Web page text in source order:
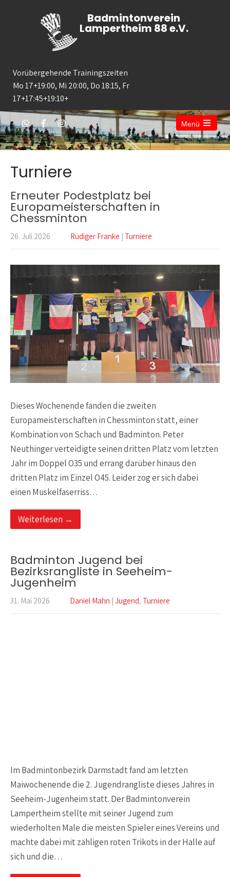
Badmintonverein
Lampertheim 88 e.V.
Vorübergehende Trainingszeiten
Mo 17+19:00, Mi 20:00, Do 18:15, Fr
17+17:45+19:10+
Menü
Turniere
Erneuter Podestplatz bei
Europameisterschaften in
Chessminton
26. Juli 2026 Rüdiger Franke | Turniere
Dieses Wochenende fanden die zweiten
Europameisterschaften in Chessminton statt, einer
Kombination von Schach und Badminton. Peter
Neuthinger verteidigte seinen dritten Platz vom letzten
Jahr im Doppel O35 und errang darüber hinaus den
dritten Platz im Einzel O45. Leider zog er sich dabei
einen Muskelfaserriss…
Weiterlesen →
Badminton Jugend bei
Bezirksrangliste in Seeheim-
Jugenheim
31. Mai 2026 Daniel Mahn | Jugend, Turniere
Im Badmintonbezirk Darmstadt fand am letzten
Maiwochenende die 2. Jugendrangliste dieses Jahres in
Seeheim-Jugenheim statt. Der Badmintonverein
Lampertheim stellte mit seiner Jugend zum
wiederholten Male die meisten Spieler eines Vereins und
machte dabei mit zähligen roten Trikots in der Halle auf
sich und die…